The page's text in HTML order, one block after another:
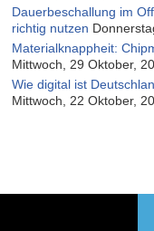
Dauerbeschallung im
richtig nutzen
Materialknappheit:
Mittwoch, 29 Oktober,
Wie digital ist
Mittwoch, 22 Oktober,